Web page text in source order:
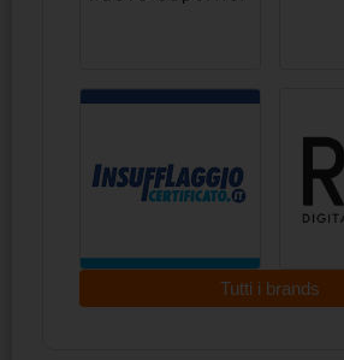
Tutti i brands